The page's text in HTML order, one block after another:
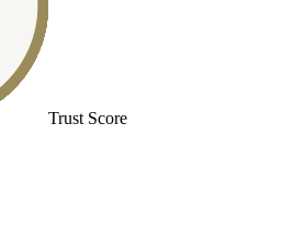
Trust Score